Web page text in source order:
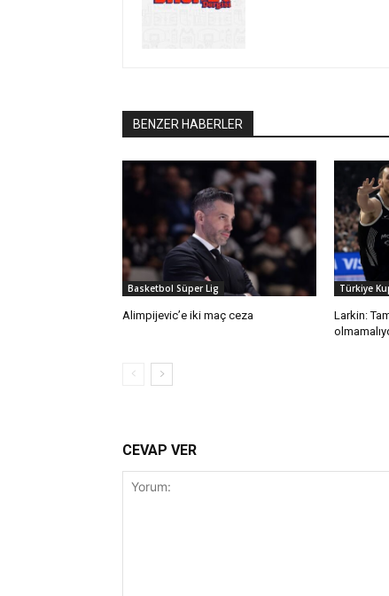
BENZER HABERLER
Basketbol Süper Lig
Alimpijevic’e iki maç ceza
Türkiye
Larkin:
CEVAP VER